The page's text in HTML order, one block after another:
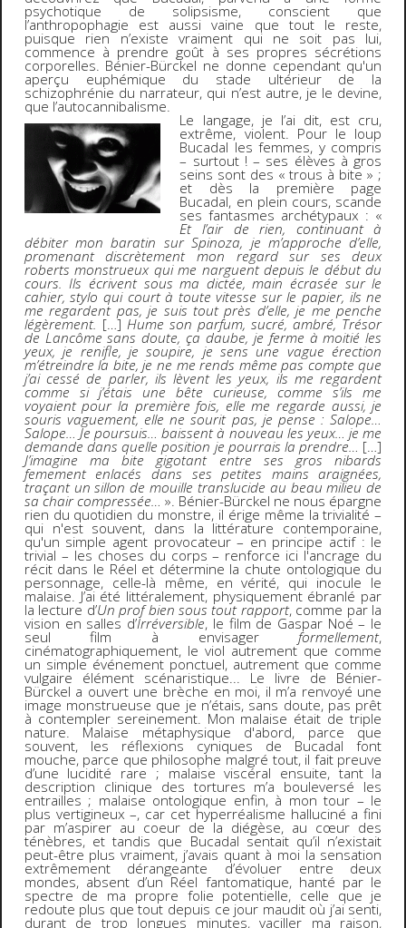
psychotique de solipsisme, conscient que
l’anthropophagie est aussi vaine que tout le reste,
puisque rien n’existe vraiment qui ne soit pas lui,
commence à prendre goût à ses propres sécrétions
corporelles. Bénier-Bürckel ne donne cependant qu'un
aperçu euphémique du stade ultérieur de la
schizophrénie du narrateur, qui n’est autre, je le devine,
que l’autocannibalisme.
Le langage, je l’ai dit, est cru,
extrême, violent. Pour le loup
Bucadal les femmes, y compris
– surtout ! – ses élèves à gros
seins sont des « trous à bite » ;
et dès la première page
Bucadal, en plein cours, scande
ses fantasmes archétypaux : «
Et l’air de rien, continuant à
débiter mon baratin sur Spinoza, je m’approche d’elle,
promenant discrètement mon regard sur ses deux
roberts monstrueux qui me narguent depuis le début du
cours. Ils écrivent sous ma dictée, main écrasée sur le
cahier, stylo qui court à toute vitesse sur le papier, ils ne
me regardent pas, je suis tout près d’elle, je me penche
légèrement. […] Hume son parfum, sucré, ambré, Trésor
de Lancôme sans doute, ça daube, je ferme à moitié les
yeux, je renifle, je soupire, je sens une vague érection
m’étreindre la bite, je ne me rends même pas compte que
j’ai cessé de parler, ils lèvent les yeux, ils me regardent
comme si j’étais une bête curieuse, comme s’ils me
voyaient pour la première fois, elle me regarde aussi, je
souris vaguement, elle ne sourit pas, je pense : Salope…
Salope… Je poursuis… baissent à nouveau les yeux… je me
demande dans quelle position je pourrais la prendre… […]
J’imagine ma bite gigotant entre ses gros nibards
femement enlacés dans ses petites mains araignées,
traçant un sillon de mouille translucide au beau milieu de
sa chair compressée… ». Bénier-Bürckel ne nous épargne
rien du quotidien du monstre, il érige même la trivialité –
qui n'est souvent, dans la littérature contemporaine,
qu'un simple agent provocateur – en principe actif : le
trivial – les choses du corps – renforce ici l'ancrage du
récit dans le Réel et détermine la chute ontologique du
personnage, celle-là même, en vérité, qui inocule le
malaise. J’ai été littéralement, physiquement ébranlé par
la lecture d’Un prof bien sous tout rapport, comme par la
vision en salles d’Irréversible, le film de Gaspar Noé – le
seul film à envisagerformellement,
cinématographiquement, le viol autrement que comme
un simple événement ponctuel, autrement que comme
vulgaire élément scénaristique... Le livre de Bénier-
Bürckel a ouvert une brèche en moi, il m’a renvoyé une
image monstrueuse que je n’étais, sans doute, pas prêt
à contempler sereinement. Mon malaise était de triple
nature. Malaise métaphysique d'abord, parce que
souvent, les réflexions cyniques de Bucadal font
mouche, parce que philosophe malgré tout, il fait preuve
d’une lucidité rare ; malaise viscéral ensuite, tant la
description clinique des tortures m’a bouleversé les
entrailles ; malaise ontologique enfin, à mon tour – le
plus vertigineux –, car cet hyperréalisme halluciné a fini
par m’aspirer au coeur de la diégèse, au cœur des
ténèbres, et tandis que Bucadal sentait qu’il n’existait
peut-être plus vraiment, j’avais quant à moi la sensation
extrêmement dérangeante d’évoluer entre deux
mondes, absent d’un Réel fantomatique, hanté par le
spectre de ma propre folie potentielle, celle que je
redoute plus que tout depuis ce jour maudit où j’ai senti,
durant de trop longues minutes, vaciller ma raison,